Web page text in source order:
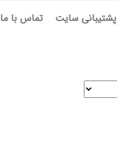
پشتیبانی سایت تماس با ما